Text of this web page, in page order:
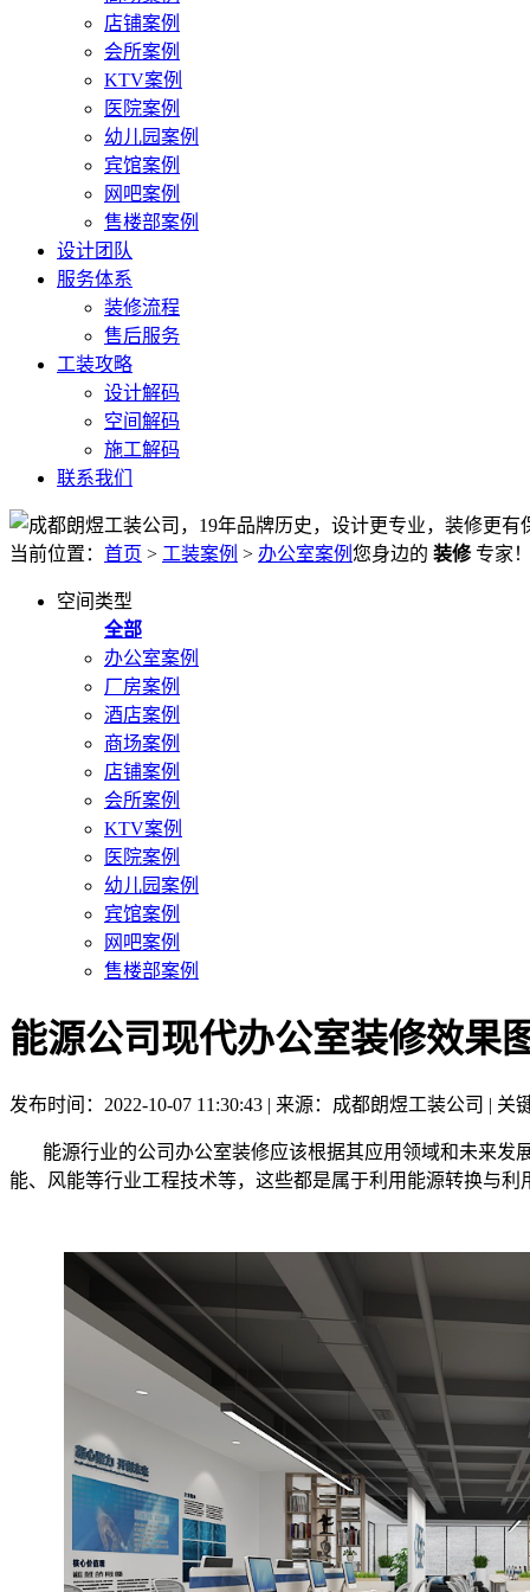
店铺案例
会所案例
KTV案例
医院案例
幼儿园案例
宾馆案例
网吧案例
售楼部案例
设计团队
服务体系
装修流程
售后服务
工装攻略
设计解码
空间解码
施工解码
联系我们
当前位置： 首页 > 工装案例 > 办公室案例 您身边的 装修专家
空间类型
全部
办公室案例
厂房案例
酒店案例
商场案例
店铺案例
会所案例
KTV案例
医院案例
幼儿园案例
宾馆案例
网吧案例
售楼部案例
能源公司现代办公室装修效果
发布时间：2022-10-07 11:30:43 | 来源：成都朗煜工装公司 |
能源行业的公司办公室装修应该根据其应用领域和未来发
能、风能等行业工程技术等，这些都是属于利用能源转换与利